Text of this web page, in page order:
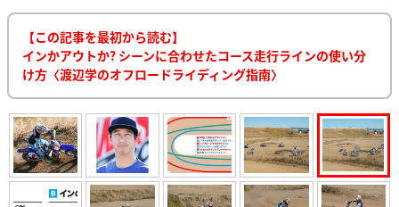
【この記事を最初から読む】
インかアウトか? シーンに合わせたコース走行ラインの使い分
け方〈渡辺学のオフロードライディング指南〉